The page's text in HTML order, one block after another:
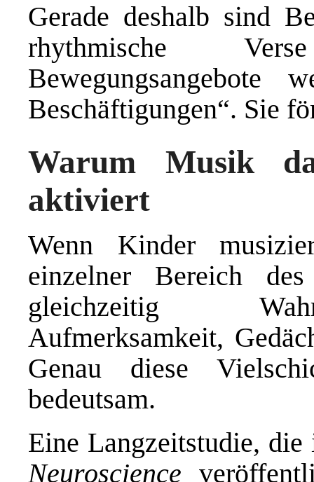
Gerade deshalb sind
rhythmische
Beschäftigungen“. Sie
Warum Musik
aktiviert
Wenn Kinder
einzelner Bereich
gleichzeitig
Aufmerksamkeit,
Genau diese
bedeutsam.
Eine Langzeitstudie,
Neuroscience